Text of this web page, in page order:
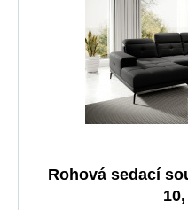
Rohová sedací